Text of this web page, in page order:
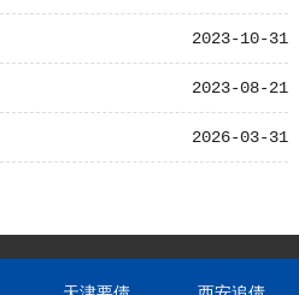
2023-10-31
2023-08-21
2026-03-31